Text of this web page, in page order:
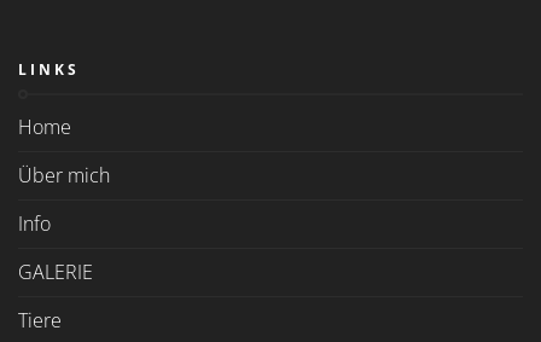
LINKS
Home
Über mich
Info
GALERIE
Tiere